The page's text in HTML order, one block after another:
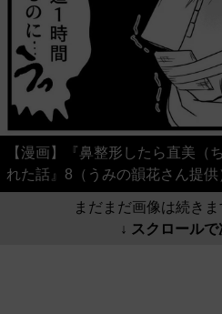
【漫画】『鼻整形したら直美（
れた話』8（うみの韻花さん提供
まだまだ画像は続きま
↓ スクロールで